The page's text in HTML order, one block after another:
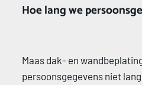
Hoe lang we
Maas dak- en
persoonsgegevens niet